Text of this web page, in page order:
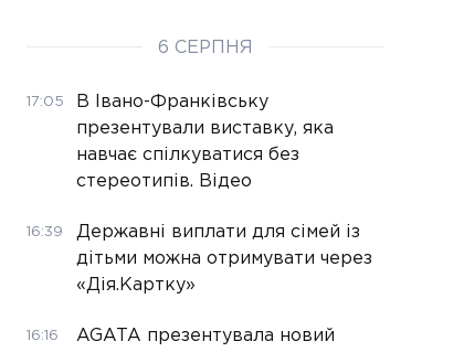
6 СЕРПНЯ
17:05
В Івано-Франківську
презентували виставку, яка
навчає спілкуватися без
стереотипів. Відео
16:39
Державні виплати для сімей із
дітьми можна отримувати через
«Дія.Картку»
16:16
AGATA презентувала новий